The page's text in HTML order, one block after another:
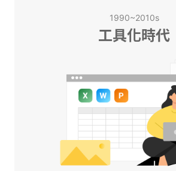
1990~2010s
工具化時代